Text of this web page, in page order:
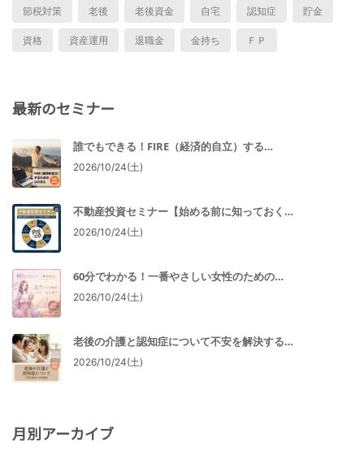
節税対策 老後 老後資金 自宅 認知症 貯金
資格 資産運用 退職金 金持ち ＦＰ
最新のセミナー
誰でもできる！FIRE（経済的自立）する…
2026/10/24(土)
不動産投資セミナー【始める前に知っておく…
2026/10/24(土)
60分でわかる！一番やさしい女性のための…
2026/10/24(土)
老後の介護と認知症について不安を解決する…
2026/10/24(土)
月別アーカイブ